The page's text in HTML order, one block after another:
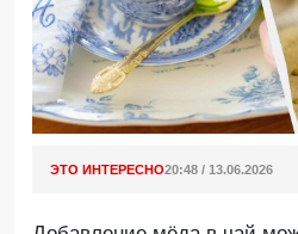
ЭТО ИНТЕРЕСНО20:48 / 13.06.2026